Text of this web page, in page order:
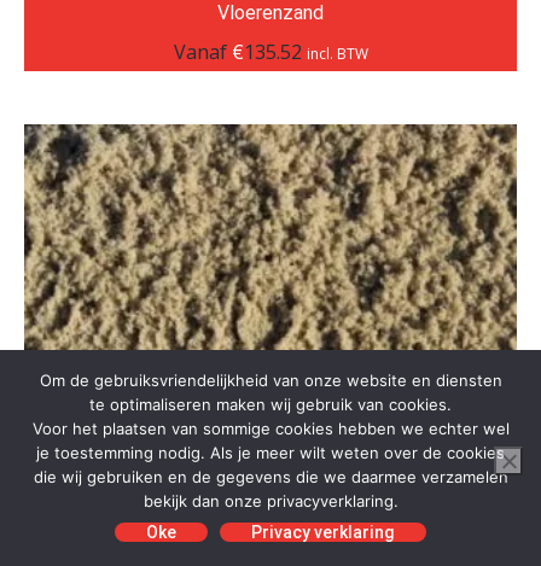
Vloerenzand
Vanaf €135.52 incl. BTW
Om de gebruiksvriendelijkheid van onze website en diensten
te optimaliseren maken wij gebruik van cookies.
Voor het plaatsen van sommige cookies hebben we echter wel
je toestemming nodig. Als je meer wilt weten over de cookies
die wij gebruiken en de gegevens die we daarmee verzamelen
bekijk dan onze privacyverklaring.
Oke
Privacy verklaring